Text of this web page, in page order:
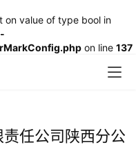
on value of type bool in
on line 137
任公司陕西分公